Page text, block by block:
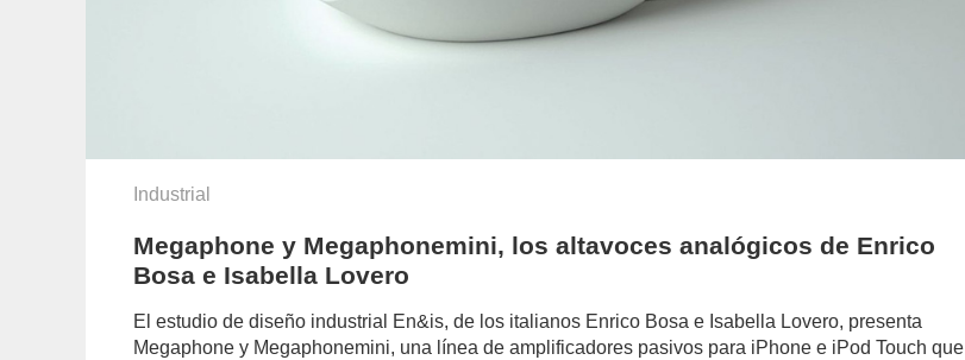
Industrial
Megaphone y Megaphonemini, los altavoces analógicos de Enrico
Bosa e Isabella Lovero
El estudio de diseño industrial En&is, de los italianos Enrico Bosa e Isabella Lovero, presenta
Megaphone y Megaphonemini, una línea de amplificadores pasivos para iPhone e iPod Touch que